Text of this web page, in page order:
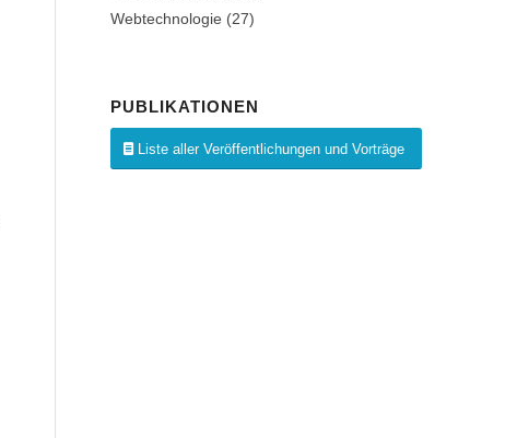
Webtechnologie (27)
PUBLIKATIONEN
Liste aller Veröffentlichungen und Vorträge